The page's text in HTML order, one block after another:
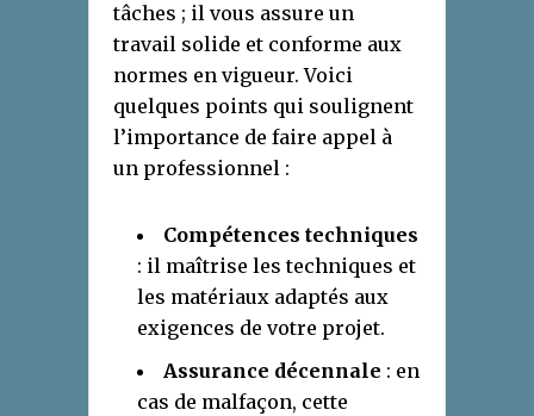
tâches ; il vous assure un
travail solide et conforme aux
normes en vigueur. Voici
quelques points qui soulignent
l’importance de faire appel à
un professionnel :
Compétences techniques
: il maîtrise les techniques et
les matériaux adaptés aux
exigences de votre projet.
Assurance décennale : en
cas de malfaçon, cette